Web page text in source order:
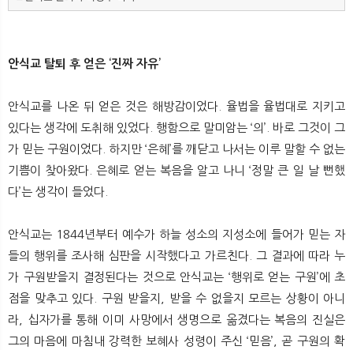
안식교 탈퇴 후 얻은 ‘진짜 자유’
안식교를 나온 뒤 얻은 것은 해방감이었다. 율법을 율법대로 지키고
있다는 생각에 도취해 있었다. 행함으로 말미암는 ‘의’. 바로 그것이 그
가 믿는 구원이었다. 하지만 ‘은혜’를 깨닫고 나서는 이루 말할 수 없는
기쁨이 찾아왔다. 은혜로 얻는 복음을 알고 나니 ‘정말 큰 일 날 뻔했
다’는 생각이 들었다.
안식교는 1844년부터 예수가 하늘 성소의 지성소에 들어가 믿는 자
들의 행위를 조사해 심판을 시작했다고 가르친다. 그 결과에 따라 누
가 구원받을지 결정된다는 것으로 안식교는 ‘행위로 얻는 구원’에 초
점을 맞추고 있다. 구원 받을지, 받을 수 없을지 모르는 상황이 아니
라, 십자가를 통해 이미 사망에서 생명으로 옮겼다는 복음의 진실은
그의 마음에 마침내 강력한 보혜사 성령이 주신 ‘믿음’, 곧 구원의 확